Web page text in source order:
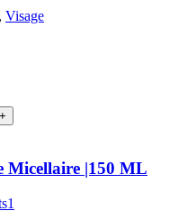
, Visage
Micellaire |150 ML